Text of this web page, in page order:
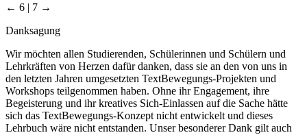
← 6 | 7 →
Danksagung
Wir möchten allen Studierenden, Schülerinnen und Schülern und
Lehrkräften von Herzen dafür danken, dass sie an den von uns in
den letzten Jahren umgesetzten TextBewegungs-Projekten und
Workshops teilgenommen haben. Ohne ihr Engagement, ihre
Begeisterung und ihr kreatives Sich-Einlassen auf die Sache hätte
sich das TextBewegungs-Konzept nicht entwickelt und dieses
Lehrbuch wäre nicht entstanden. Unser besonderer Dank gilt auch